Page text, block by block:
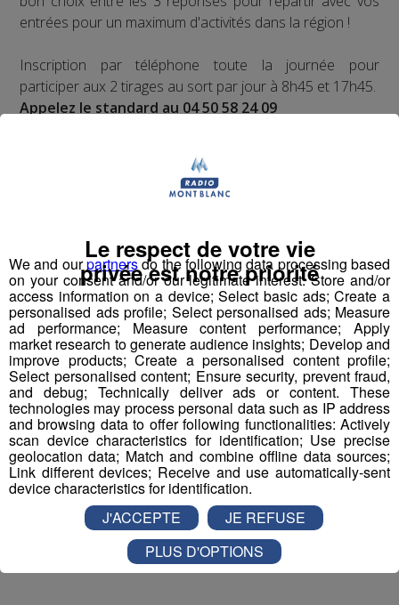
entrées pour un maximum d'activités dans la région !
Inscription par téléphone toute la journée pour
participer aux 2 tirages au sort par jour à 8h45 et 17h45.
Appelez le standard au 04 50 58 24 09
et la personne de votre choix pour
dans la Vallée du Trient:
We and ourpartnersdo the following data processing based
on your consent and/or our legitimate interest: Store and/or
access information on a device; Select basic ads; Create a
personalised ads profile; Select personalised ads; Measure
ad performance; Measure content performance; Apply
market research to generate audience insights; Develop and
improve products; Create a personalised content profile;
Select personalised content; Ensure security, prevent fraud,
and debug; Technically deliver ads or content. These
technologies may process personal data such as IP address
and browsing data to offer following functionalities: Actively
scan device characteristics for identification; Use precise
geolocation data; Match and combine offline data sources;
Link different devices; Receive and use automatically-sent
device characteristics for identification.
Le respect de votre vie
privée est notre priorité
J'ACCEPTE
JE REFUSE
PLUS D'OPTIONS